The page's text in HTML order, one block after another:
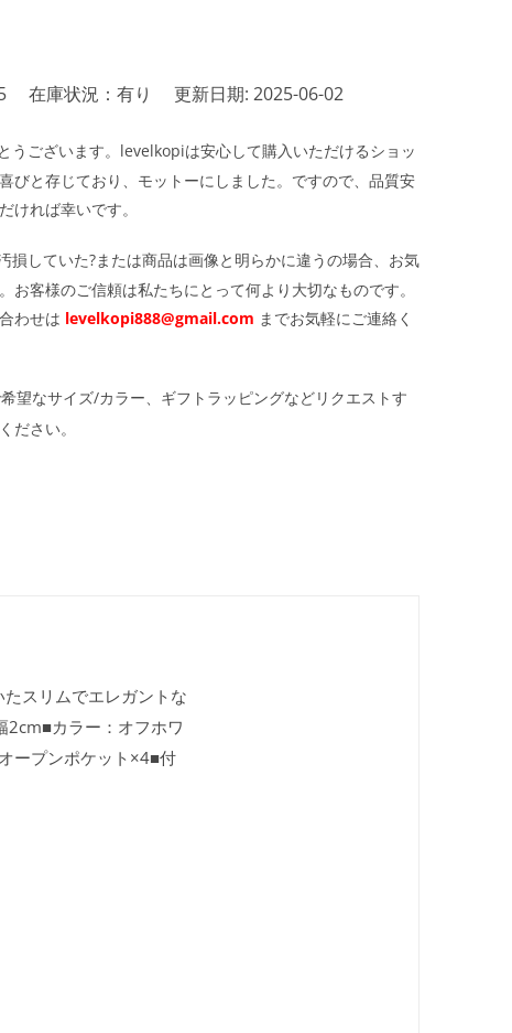
在庫状況：有り 更新日期: 2025-06-02
うございます。levelkopiは安心して購入いただけるショッ
びと存じており、モットーにしました。ですので、品質安
ければ幸いです。
損していた?または商品は画像と明らかに違うの場合、お気
客様のご信頼は私たちにとって何より大切なものです。
わせは levelkopi888@gmail.com までお気軽にご連絡く
望なサイズ/カラー、ギフトラッピングなどリクエストす
ださい。
スリムでエレガントな
カラー：オフホワ
プンポケット×4■付